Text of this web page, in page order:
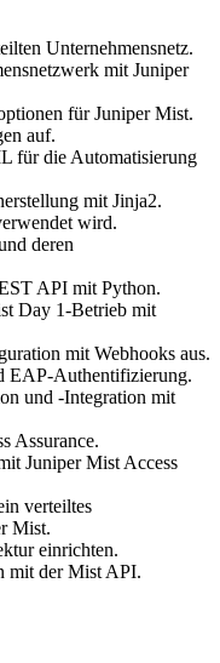
Unternehmensnetz.
mit Juniper
für Juniper Mist.
auf.
für die Automatisierung
mit Jinja2.
wird.
deren
API mit Python.
Day 1-Betrieb mit
mit Webhooks aus.
EAP-Authentifizierung.
und -Integration mit
Assurance.
Juniper Mist Access
verteiltes
Mist.
einrichten.
mit der Mist API.